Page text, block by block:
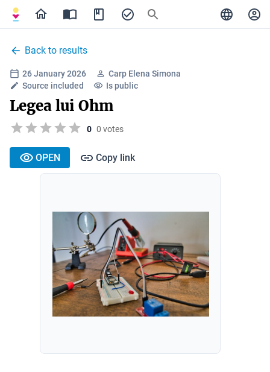
Back to results
26 January 2026
Carp Elena Simona
Source included
Is public
Legea lui Ohm
0 0 votes
OPEN Copy link